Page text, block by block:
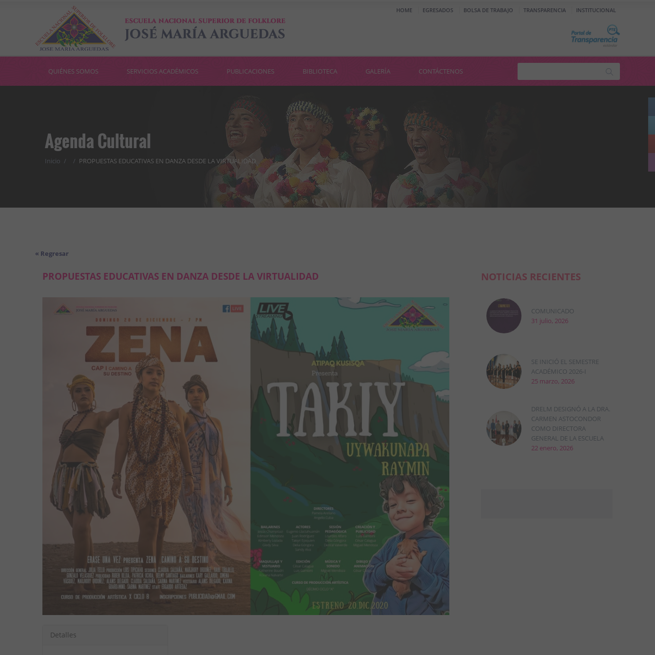
HOME EGRESADOS BOLSA DE TRABAJO TRANSPARENCIA INSTITUCIONAL
QUIÉNES SOMOS SERVICIOS ACADÉMICOS PUBLICACIONES BIBLIOTECA GALERÍA CONTÁCTENOS
Agenda Cultural
Inicio / / PROPUESTAS EDUCATIVAS EN DANZA DESDE LA VIRTUALIDAD
« Regresar
PROPUESTAS EDUCATIVAS EN DANZA DESDE LA VIRTUALIDAD
Detalles
NOTICIAS RECIENTES
COMUNICADO
31 julio, 2026
SE INICIÓ EL SEMESTRE
ACADÉMICO 2026-I
25 marzo, 2026
DRELM DESIGNÓ A LA DRA.
CARMEN ASTOCONDOR
COMO DIRECTORA
GENERAL DE LA ESCUELA
22 enero, 2026